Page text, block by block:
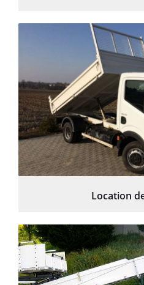
Location